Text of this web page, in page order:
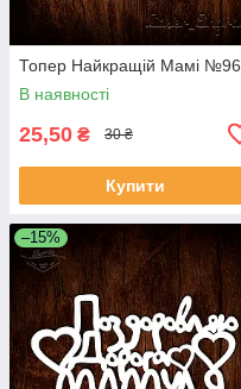
Топер Найкращій Мамі №96
В наявності
25,50 ₴ 30 ₴
Купити
–15%